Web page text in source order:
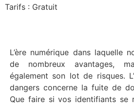
Tarifs : Gratuit
L’ère numérique dans laquelle
de nombreux avantages,
également son lot de risques.
dangers concerne la fuite de
Que faire si vos identifiants se